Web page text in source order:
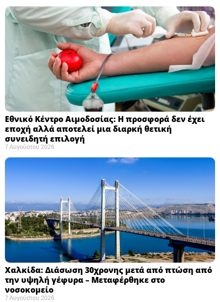
Εθνικό Κέντρο Αιμοδοσίας: H προσφορά δεν έχει
εποχή αλλά αποτελεί μια διαρκή θετική
συνειδητή επιλογή ​
7 Αυγούστου 2026
Χαλκίδα: Διάσωση 30χρονης μετά από πτώση από
την υψηλή γέφυρα – Μεταφέρθηκε στο
νοσοκομείο ​
7 Αυγούστου 2026